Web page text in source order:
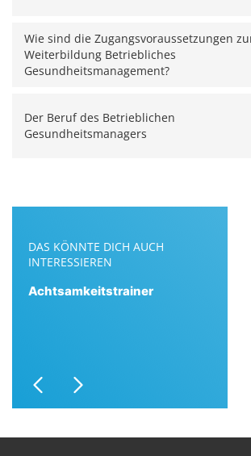
Wie sind die Zugangsvoraussetzungen
Weiterbildung Betriebliches
Gesundheitsmanagement?
Der Beruf des Betrieblichen
Gesundheitsmanagers
DAS KÖNNTE DICH AUCH
INTERESSIEREN
Achtsamkeitstrainer
PreviousNext